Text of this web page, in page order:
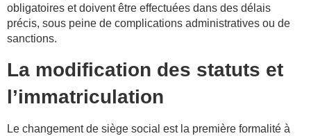
obligatoires et doivent être effectuées dans des délais
précis, sous peine de complications administratives ou de
sanctions.
La modification des statuts et
l’immatriculation
Le changement de siège social est la première formalité à